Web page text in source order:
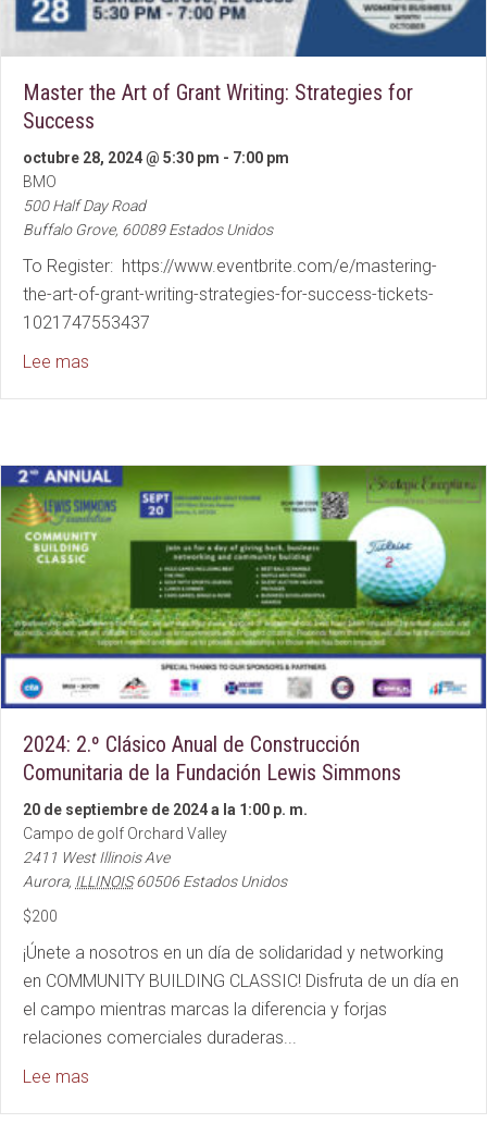
Master the Art of Grant Writing: Strategies for
Success
octubre 28, 2024 @ 5:30 pm - 7:00 pm
BMO
500 Half Day Road
Buffalo Grove, 60089 Estados Unidos
To Register: https://www.eventbrite.com/e/mastering-
the-art-of-grant-writing-strategies-for-success-tickets-
1021747553437
Lee mas
2024: 2.º Clásico Anual de Construcción
Comunitaria de la Fundación Lewis Simmons
20 de septiembre de 2024 a la 1:00 p. m.
Campo de golf Orchard Valley
2411 West Illinois Ave
Aurora, ILLINOIS 60506 Estados Unidos
$200
¡Únete a nosotros en un día de solidaridad y networking
en COMMUNITY BUILDING CLASSIC! Disfruta de un día en
el campo mientras marcas la diferencia y forjas
relaciones comerciales duraderas...
Lee mas